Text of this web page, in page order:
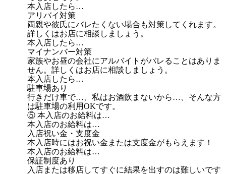
本入店したら…
アリバイ対策
両親や彼氏にバレたくない場合も対策してくれます。
詳しくはお店に相談しましょう。
本入店したら…
マイナンバー対策
家族やお昼の会社にアルバイトがバレることはありま
せん。詳しくはお店に相談しましょう。
本入店したら…
駐車場あり
行きだけ車で…、私はお酒飲まないから…、そんな方
は駐車場の利用OKです。
⑤ 本入店のお給料は…
本入店のお給料は…
入店祝い金・支度金
本入店時にはお祝い金または支度金がもらえます！
本入店のお給料は…
保証制度あり
入店または移店してすぐに結果を出すのは難しいです